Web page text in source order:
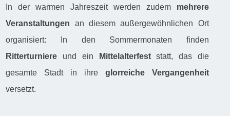
In der warmen Jahreszeit werden zudem mehrere
Veranstaltungen an diesem außergewöhnlichen Ort
organisiert: In den Sommermonaten finden
Ritterturniere und ein Mittelalterfeststatt, das die
gesamte Stadt in ihre glorreiche Vergangenheit
versetzt.